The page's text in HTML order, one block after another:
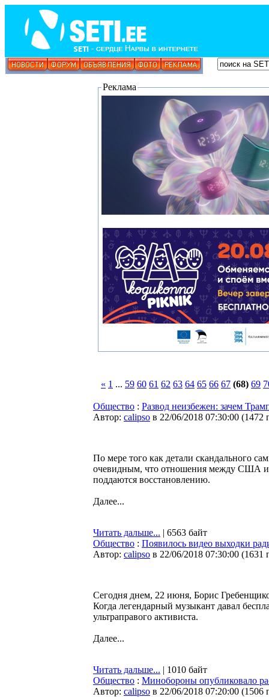
Реклама
« 1 ... 59 60 61 62 63 64 65 66 67 (68) 69
Общество : Развод неизбежен: зачем
Автор: calipso в 22/06/2018 07:30:00 (1472
По мере того как детали скандального
очевидным, что отношения между США
поддаются восстановлению.
Далее...
Читать дальше... | 6563 байт
Общество : Появилось видео выходки
Автор: calipso в 22/06/2018 07:30:00 (1631
Сегодня днем, 22 июня, Борис
Когда легендарный музыкант давал
ультраправого активиста.
Далее...
Читать дальше... | 1010 байт
Общество : Минобороны опубликовало
Автор: calipso в 22/06/2018 07:20:00 (1506